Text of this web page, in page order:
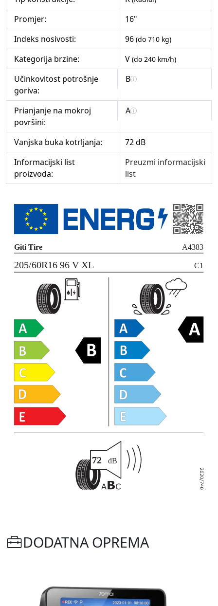
Promjer:
16"
Indeks nosivosti:
96 (do 710 kg)
Kategorija brzine: V (do 240 km/h)
Učinkovitost potrošnje
goriva:
B
Prianjanje na mokroj
površini:
A
Vanjska buka kotrljanja:
72 dB
Informacijski list
proizvoda:
Preuzmi informacijski
list
DODATNA OPREMA